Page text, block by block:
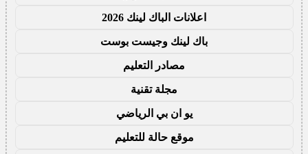
اعلانات الباك لينك 2026
باك لينك وجيست بوست
مصادر التعليم
مجلة تقنية
يو ان بي الرياضي
موقع حالة للتعليم